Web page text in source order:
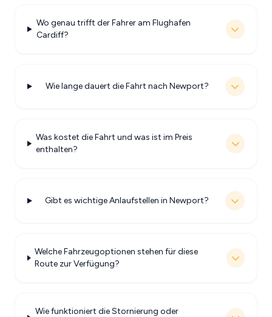
Wo genau trifft der Fahrer am Flughafen
Cardiff?
Wie lange dauert die Fahrt nach Newport?
Was kostet die Fahrt und was ist im Preis
enthalten?
Gibt es wichtige Anlaufstellen in Newport?
Welche Fahrzeugoptionen stehen für diese
Route zur Verfügung?
Wie funktioniert die Stornierung oder